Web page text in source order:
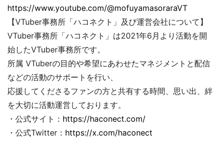
https://www.youtube.com/@mofuyamasoraraVT
【VTuber事務所「ハコネクト」及び運営会社について】
VTuber事務所「ハコネクト」は2021年6月より活動を開
始したVTuber事務所です。
所属 VTuberの目的や希望にあわせたマネジメントと配信
などの活動のサポートを行い、
応援してくださるファンの方と共有する時間、思い出、絆
を大切に活動運営しております。
・公式サイト： https://haconect.com/
・公式Twitter： https://x.com/haconect